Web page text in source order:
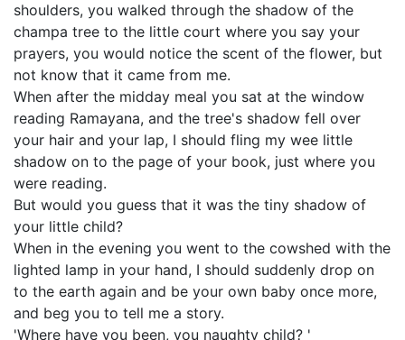
shoulders, you walked through the shadow of the
champa tree to the little court where you say your
prayers, you would notice the scent of the flower, but
not know that it came from me.
When after the midday meal you sat at the window
reading Ramayana, and the tree's shadow fell over
your hair and your lap, I should fling my wee little
shadow on to the page of your book, just where you
were reading.
But would you guess that it was the tiny shadow of
your little child?
When in the evening you went to the cowshed with the
lighted lamp in your hand, I should suddenly drop on
to the earth again and be your own baby once more,
and beg you to tell me a story.
'Where have you been, you naughty child? '